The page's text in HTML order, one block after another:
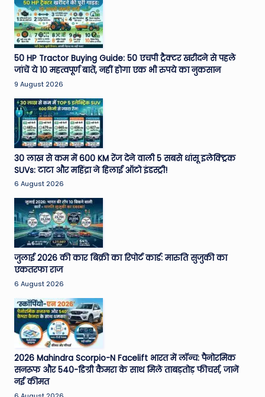
50 HP Tractor Buying Guide: 50 एचपी ट्रैक्टर खरीदने से पहले
जांचें ये 10 महत्वपूर्ण बातें, नहीं होगा एक भी रुपये का नुकसान
9 August 2026
30 लाख से कम में 600 KM रेंज देने वाली 5 सबसे धांसू इलेक्ट्रिक
SUVs: टाटा और महिंद्रा ने हिलाई ऑटो इंडस्ट्री!
6 August 2026
जुलाई 2026 की कार बिक्री का रिपोर्ट कार्ड: मारुति सुजुकी का
एकतरफा राज
6 August 2026
2026 Mahindra Scorpio-N Facelift भारत में लॉन्च: पैनोरमिक
सनरूफ और 540-डिग्री कैमरा के साथ मिले ताबड़तोड़ फीचर्स, जानें
नई कीमत